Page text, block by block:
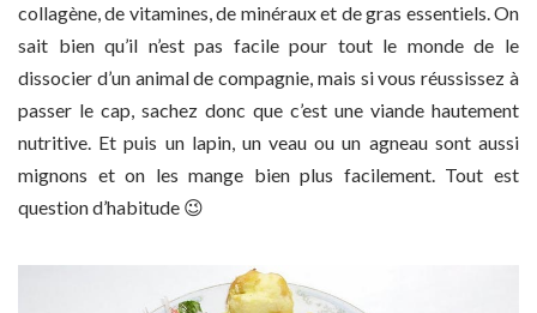
collagène, de vitamines, de minéraux et de gras essentiels. On
sait bien qu’il n’est pas facile pour tout le monde de le
dissocier d’un animal de compagnie, mais si vous réussissez à
passer le cap, sachez donc que c’est une viande hautement
nutritive. Et puis un lapin, un veau ou un agneau sont aussi
mignons et on les mange bien plus facilement. Tout est
question d’habitude 😉